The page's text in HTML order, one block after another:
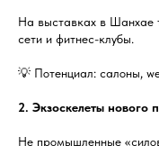
На выставках в Шанхае
сети и фитнес-клубы.
💡 Потенциал: салоны,
2. Экзоскелеты нового
Не промышленные